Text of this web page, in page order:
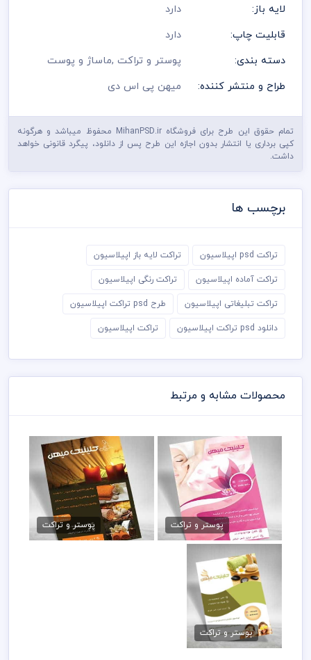
لایه باز:
دارد
قابلیت چاپ:
دارد
دسته بندی:
پوستر و تراکت,ماساژ و پوست
طراح و منتشر کننده:
میهن پی اس دی
تمام حقوق این طرح برای فروشگاه MihanPSD.ir محفوظ میباشد و هرگونه
کپی برداری یا انتشار بدون اجازه این طرح پس از دانلود، پیگرد قانونی خواهد
داشت.
برچسب ها
تراکت psd اپیلاسیون تراکت لایه باز اپیلاسیون
تراکت آماده اپیلاسیون تراکت رنگی اپیلاسیون
تراکت تبلیغاتی اپیلاسیون طرح psd تراکت اپیلاسیون
دانلود psd تراکت اپیلاسیون تراکت اپیلاسیون
محصولات مشابه و مرتبط
تراکت psd ماساژ پوست
79,000 تومانپوستر و تراکت
دانلود تراکت اپیلاسیون psd
79,000 تومانپوستر و تراکت
دانلود تراکت کلینیک
پوست
79,000 تومان
پوستر و تراکت